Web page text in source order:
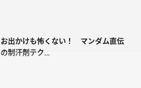
出かけも怖くない！ マンダム直伝
制汗剤テク...